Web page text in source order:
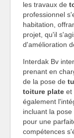
les travaux de
professionnel
habitation,
projet, qu'il
d'amélioration
Interdak Bv
prenant en
de la pose de
toiture plate et
également
incluant la
pour une
compétences